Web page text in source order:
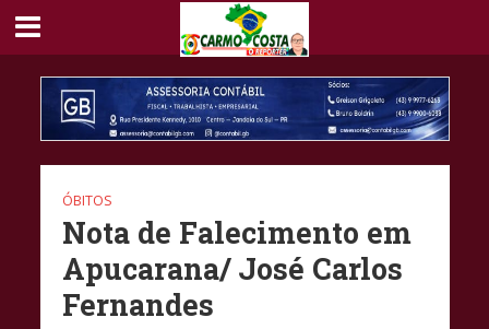
ÓBITOS
Nota de Falecimento em
Apucarana/ José Carlos
Fernandes